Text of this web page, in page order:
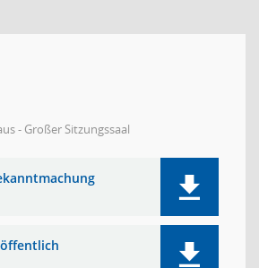
- Großer Sitzungssaal